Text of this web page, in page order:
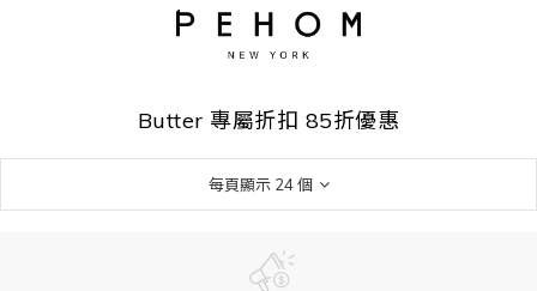
Butter 專屬折扣 85折優惠
每頁顯示 24 個